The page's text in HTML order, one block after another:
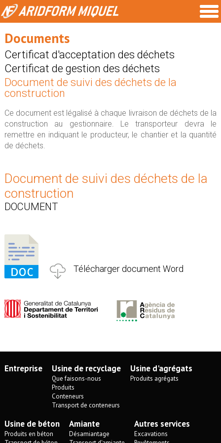
Documents
Certificat d'acceptation des déchets
Certificat de gestion des déchets
Document de suivi des déchets de la
construction
Ce document est légalisé à chaque livraison de déchets de la
construction au gestionnaire. Le transporteur devra le
remettre en indiquant le producteur, le chantier et la quantité
de déchets.
Document de suivi des déchets de la
construction
DOCUMENT
Télécharger document Word
Entreprise Usine de recyclage
Que faisons-nous
Produits
Conteneurs
Transport de conteneurs
Usine d'agrégats
Produits agrégats
Usine de béton
Produits en béton
Amiante
Désamiantage
Autres services
Excavations